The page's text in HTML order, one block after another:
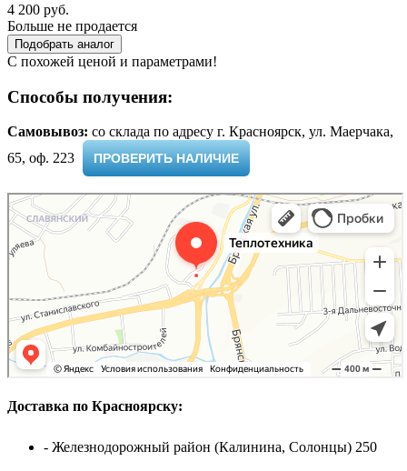
4 200 руб.
Больше не продается
Подобрать аналог
С похожей ценой и параметрами!
Способы получения:
Самовывоз: cо склада по адресу г. Красноярск, ул. Маерчака,
65, оф. 223 ​
ПРОВЕРИТЬ НАЛИЧИЕ
Доставка по Красноярску:
- Железнодорожный район (Калинина, Солонцы) 250